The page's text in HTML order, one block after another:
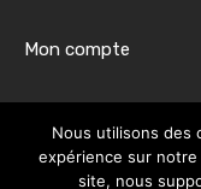
Mon compte
Du lundi au
Nous utilisons des
expérience sur
site, nous